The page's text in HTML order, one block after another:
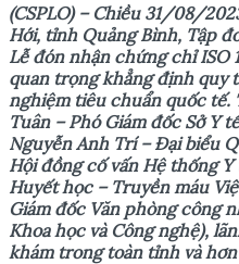
(CSPLO) – Chiều 31/08/
Hới, tỉnh Quảng Bình, Tập
Lễ đón nhận chứng chỉ ISO
quan trọng khẳng định quy
nghiệm tiêu chuẩn quốc tế.
Tuân – Phó Giám đốc Sở Y
Nguyễn Anh Trí – Đại biểu
Hội đồng cố vấn Hệ thống
Huyết học – Truyền máu
Giám đốc Văn phòng công
Khoa học và Công nghệ),
khám trong toàn tỉnh và